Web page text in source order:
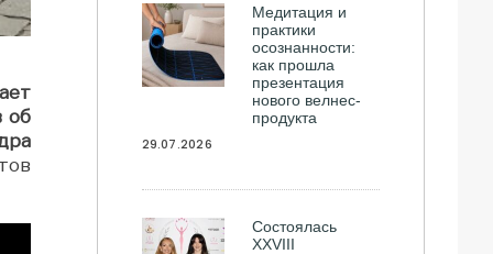
об
Медитация и
практики
осознанности:
как прошла
презентация
нового велнес-
продукта
29.07.2026
Состоялась
ХXVIII